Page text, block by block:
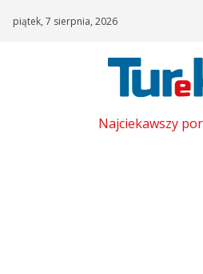
piątek, 7 sierpnia, 2026
Najciekawszy